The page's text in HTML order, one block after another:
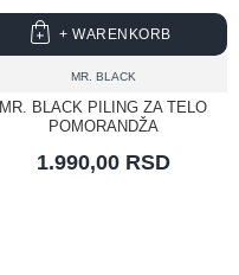
MR. BLACK
MR. BLACK PILING ZA TELO
POMORANDŽA
1.990,00 RSD
+ WARENKORB